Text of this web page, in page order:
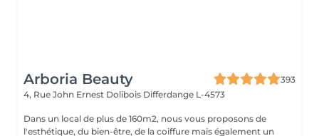
Arboria Beauty
393
4, Rue John Ernest Dolibois Differdange L-4573
Dans un local de plus de 160m2, nous vous proposons de
l'esthétique, du bien-être, de la coiffure mais également un